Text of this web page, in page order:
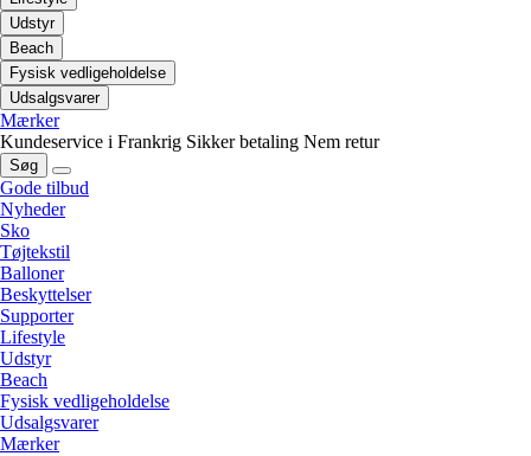
Udstyr
Beach
Fysisk vedligeholdelse
Udsalgsvarer
Mærker
Kundeservice i Frankrig Sikker betaling Nem retur
Søg
Gode tilbud
Nyheder
Sko
Tøjtekstil
Balloner
Beskyttelser
Supporter
Lifestyle
Udstyr
Beach
Fysisk vedligeholdelse
Udsalgsvarer
Mærker